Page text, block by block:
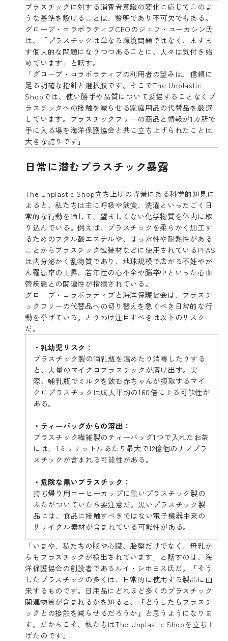
プラスチックに対する消費者意識の変化に応じてこのよ
うな基準を設けることは、賢明であり不可欠でもある。
グローブ・コラボラティブCEOのジェフ・ユーカシン氏
は、「プラスチックは単なる環境問題ではなく、ますま
す個人的な問題になりつつあることに、人々は気付き始
めています」と話す。
「グローブ・コラボラティブの利用者の望みは、信頼に
足る明確な指針と選択肢です。そこでThe Unplastic
Shopでは、使い勝手や品質について妥協することなくプ
ラスチックへの接触を減らせる家庭用品の代替品を厳選
しています。プラスチックフリーの商品と情報が1カ所で
手に入る場を海洋保護協会と共に立ち上げられたことは
大きな誇りです」
日常に潜むプラスチック暴露
The Unplastic Shop立ち上げの背景にある科学的知見に
よると、私たちは主に呼吸や飲食、洗濯といったごく日
常的な行動を通して、望ましくない化学物質を体内に取
り込んでいる。例えば、プラスチックを柔らかく加工す
るためのフタル酸エステルや、はっ水性や耐熱性がある
ことからプラスチック包装材などに使用されているPFAS
は内分泌かく乱物質であり、地球規模で広がる不妊やが
ん罹患率の上昇、若年性の心不全や脳卒中といった心血
管疾患との関連性が指摘されている。
グローブ・コラボラティブと海洋保護協会は、プラスチ
ックフリーの代替品への切り替えを急ぐべき日常的な行
動を挙げている。とりわけ注目すべきは以下のリスク
だ。
・乳幼児リスク：
プラスチック製の哺乳瓶を温めたり消毒したりする
と、大量のマイクロプラスチックが溶け出す。実
際、哺乳瓶でミルクを飲む赤ちゃんが摂取するマイ
クロプラスチックは成人平均の160倍に上る可能性が
ある。
・ティーバッグからの溶出：
プラスチック繊維製のティーバッグ1つで入れたお茶
には、1ミリリットルあたり最大で12億個のナノプラ
スチックが含まれる可能性がある。
・危険な黒いプラスチック：
持ち帰り用コーヒーカップに黒いプラスチック製の
ふたがついていたら要注意だ。黒いプラスチック製
品には、食品に接触すべきではない電子機器由来の
リサイクル素材が含まれている可能性がある。
「いまや、私たちの脳や心臓、胎盤だけでなく、母乳か
らもプラスチックが検出されています」と話すのは、海
洋保護協会の創設者であるルイ・シホヨス氏だ。「そう
したプラスチックの多くは、日常的に使用する製品に由
来するものです。日用品にどれほど多くのプラスチック
関連物質が含まれるかを知ると、『どうしたらプラスチ
ックとの接触を減らせるだろうか』と思うようになりま
す。だからこそ、私たちはThe Unplastic Shopを立ち上
げたのです」